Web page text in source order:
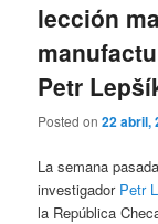
lección
Petr
Posted on22 abril,
La semana
investigador Petr
la República